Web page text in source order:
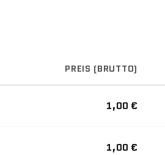
PREIS (BRUTTO)
1,00 €
1,00 €